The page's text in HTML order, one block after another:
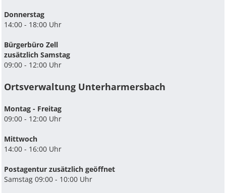
Donnerstag
14:00 - 18:00 Uhr
Bürgerbüro Zell
zusätzlich Samstag
09:00 - 12:00 Uhr
Ortsverwaltung Unterharmersbach
Montag - Freitag
09:00 - 12:00 Uhr
Mittwoch
14:00 - 16:00 Uhr
Postagentur zusätzlich geöffnet
Samstag 09:00 - 10:00 Uhr